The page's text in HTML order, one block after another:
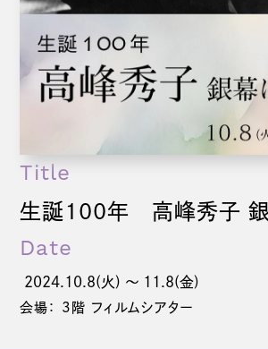
Title
生誕100年 高峰秀子 銀
Date
2024.10.8(火) 〜 11.8(金)
会場： 3階 フィルムシアター